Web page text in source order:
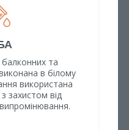
та
в білому
використана
захистом від